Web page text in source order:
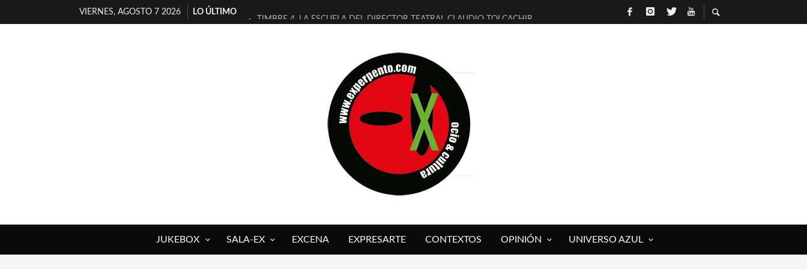
VIERNES, AGOSTO 7 2026
LO ÚLTIMO
TIMBRE 4, LA ESCUELA DEL DIRECTOR TEATRAL CLAUDIO TOLCACHIR
MILITARES JUDÍAS EN #EXVITA
D’BALDOMEROS REINVENTAN [BITÁCORA 3.0] EN EXVITA
MARSHALL FLASH PRESENTA EN EXVITA [RELATIVA SENCILLEZ]
JOFRE BARDAGÍ EN EXVITA INTERPRETANDO A SERRAT
YORCH PRESENTA [CURSO DE ARMONÍA PERSECUTORIA] EN EXVITA
MAGALÍ SARE NOS EXPLICA [DESCASADA]
«NO TENGO PUTOS SUEÑOS»
JUKEBOX SALA-EX EXCENA EXPRESARTE CONTEXTOS OPINIÓN UNIVERSO AZUL